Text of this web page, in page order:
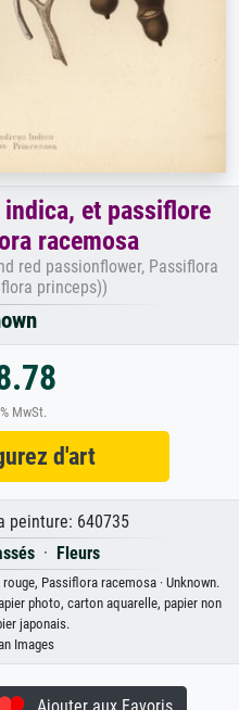
indica, et passiflore
racemosa
red passionflower, Passiflora
princeps))
MwSt.
d'art
peinture: 640735
· Fleurs
Passiflora racemosa · Unknown.
photo, carton aquarelle, papier non
japonais.
Images